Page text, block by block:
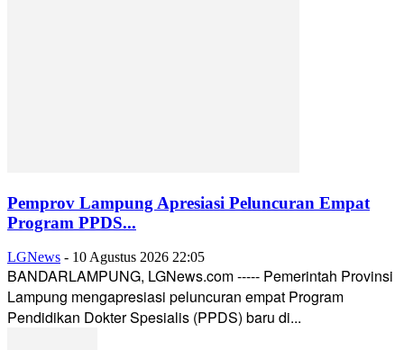
Pemprov Lampung Apresiasi Peluncuran Empat
Program PPDS...
LGNews - 10 Agustus 2026 22:05
BANDARLAMPUNG, LGNews.com ----- Pemerintah Provinsi
Lampung mengapresiasi peluncuran empat Program
Pendidikan Dokter Spesialis (PPDS) baru di...